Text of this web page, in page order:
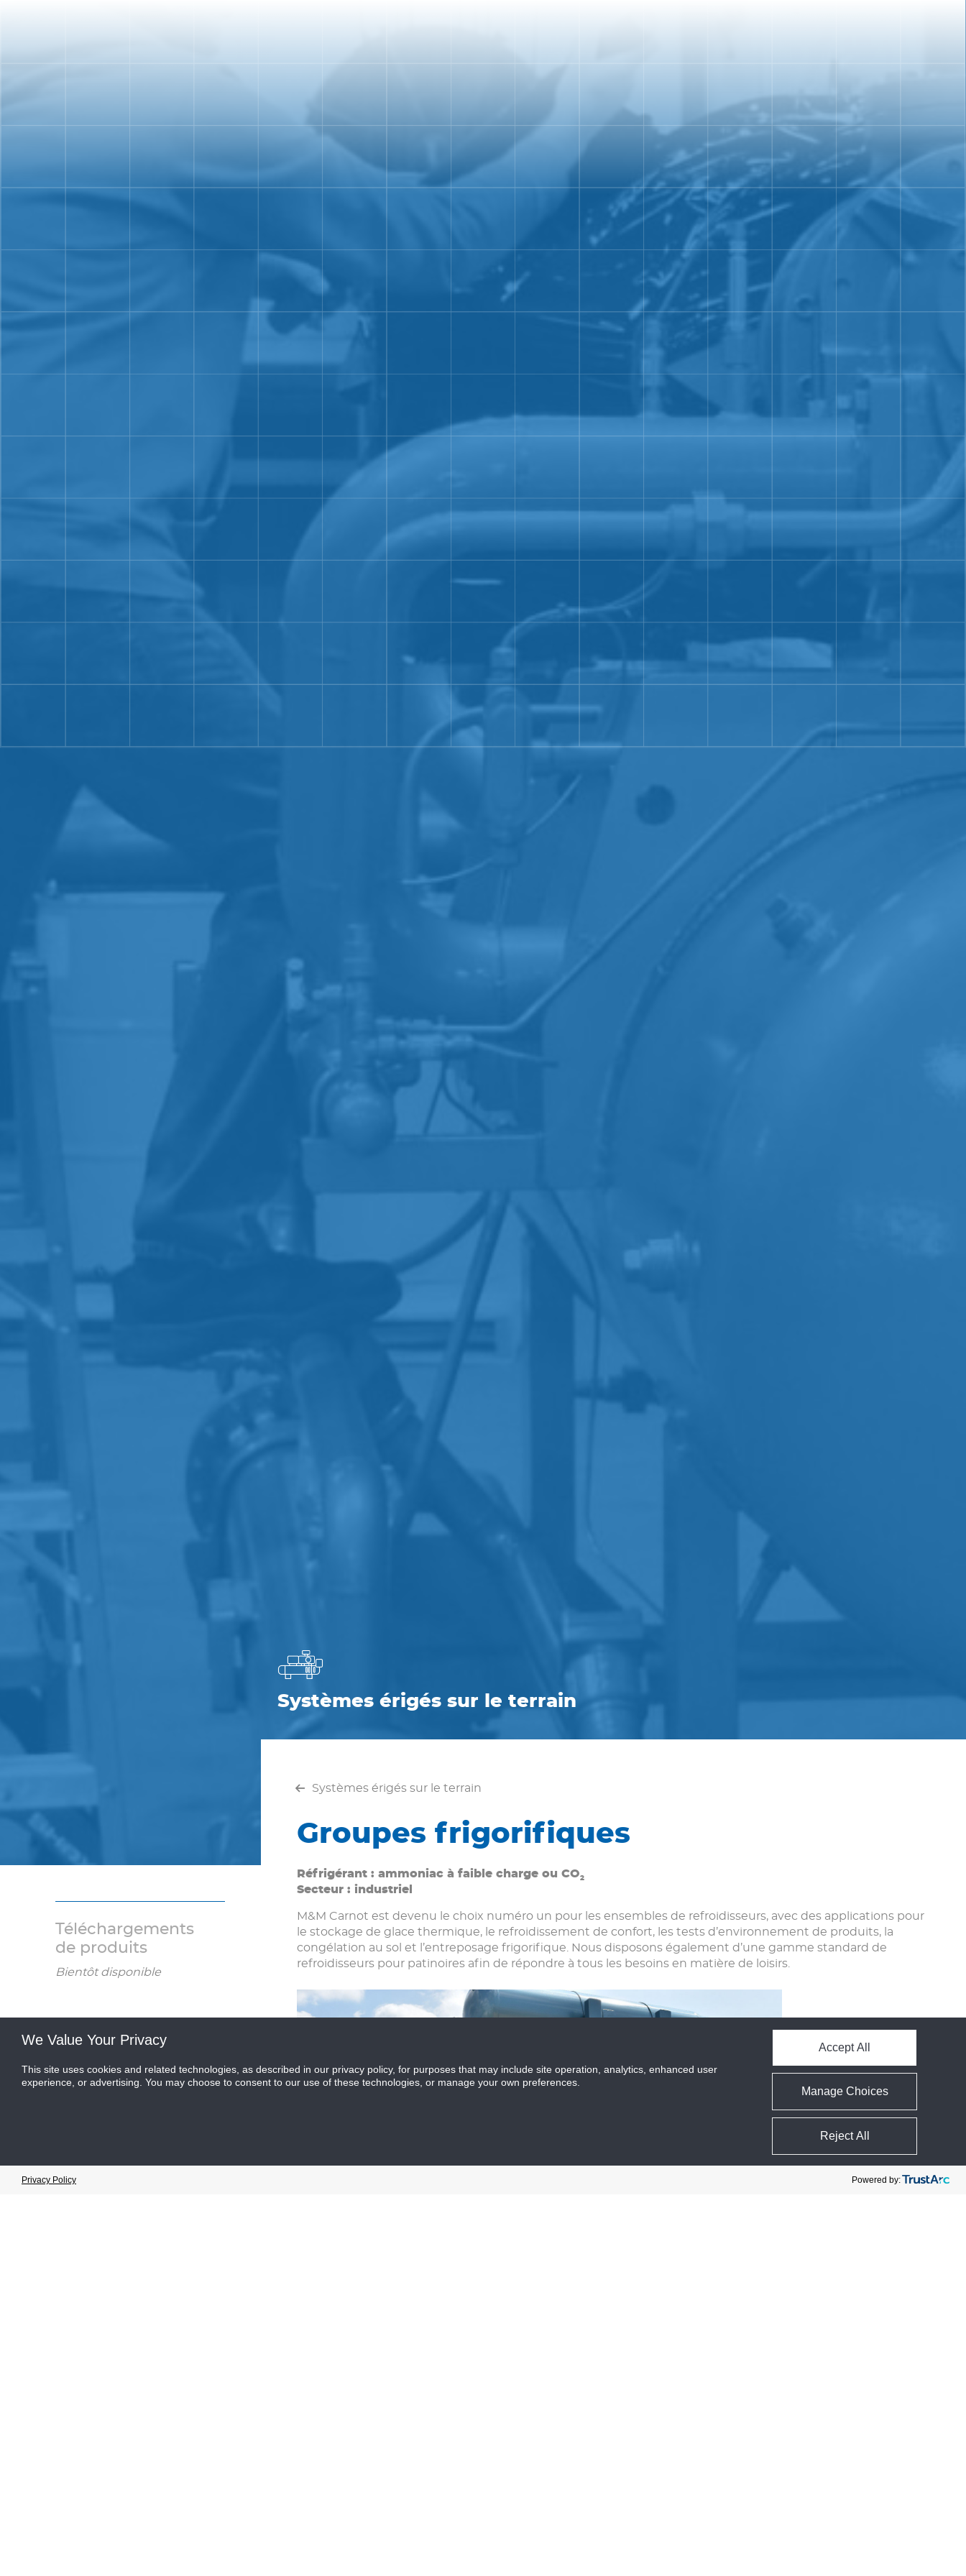
Systèmes érigés sur le terrain
Systèmes érigés sur le terrain
Groupes frigorifiques
Réfrigérant : ammoniac à faible charge ou CO2
Secteur : industriel
M&M Carnot est devenu le choix numéro un pour les ensembles de refroidisseurs, avec des applications pour
le stockage de glace thermique, le refroidissement de confort, les tests d’environnement de produits, la
congélation au sol et l’entreposage frigorifique. Nous disposons également d’une gamme standard de
refroidisseurs pour patinoires afin de répondre à tous les besoins en matière de loisirs.
Téléchargements
de produits
Bientôt disponible
We Value Your Privacy
This site uses cookies and related technologies, as described in our privacy policy, for purposes that may include site operation, analytics, enhanced user
experience, or advertising. You may choose to consent to our use of these technologies, or manage your own preferences.
Manage Choices
Accept All
Reject All
Privacy Policy Powered by: